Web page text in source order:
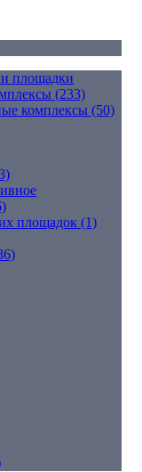
площадки
(233)
комплексы (50)
площадок (1)